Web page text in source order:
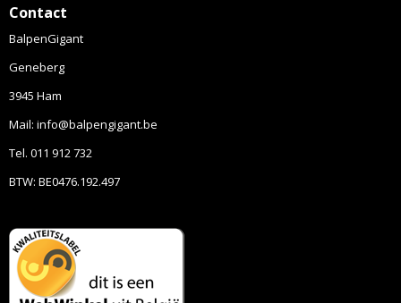
Contact
BalpenGigant
Geneberg
3945 Ham
Mail: info@balpengigant.be
Tel. 011 912 732
BTW: BE0476.192.497